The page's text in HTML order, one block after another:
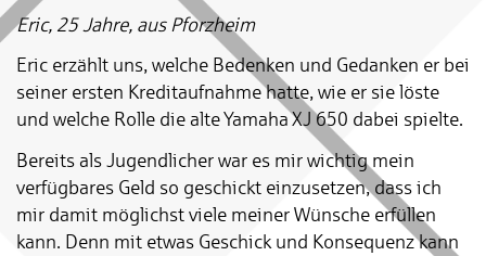
Eric, 25 Jahre, aus Pforzheim
Eric erzählt uns, welche Bedenken und Gedanken er bei
seiner ersten Kreditaufnahme hatte, wie er sie löste
und welche Rolle die alte Yamaha XJ 650 dabei spielte.
Bereits als Jugendlicher war es mir wichtig mein
verfügbares Geld so geschickt einzusetzen, dass ich
mir damit möglichst viele meiner Wünsche erfüllen
kann. Denn mit etwas Geschick und Konsequenz kann